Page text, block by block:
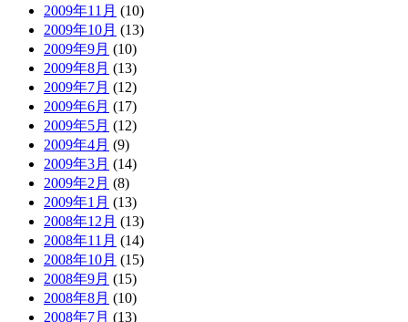
2009年11月 (10)
2009年10月 (13)
2009年9月 (10)
2009年8月 (13)
2009年7月 (12)
2009年6月 (17)
2009年5月 (12)
2009年4月 (9)
2009年3月 (14)
2009年2月 (8)
2009年1月 (13)
2008年12月 (13)
2008年11月 (14)
2008年10月 (15)
2008年9月 (15)
2008年8月 (10)
2008年7月 (13)